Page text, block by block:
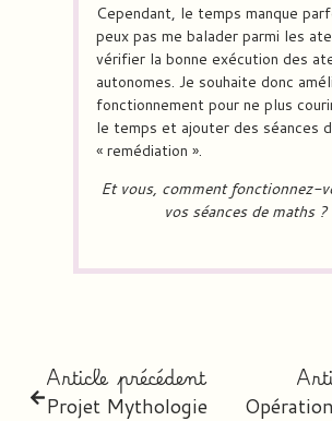
Cependant, le temps manque
peux pas me balader parmi les
vérifier la bonne exécution des
autonomes. Je souhaite donc
fonctionnement pour ne plus
le temps et ajouter des séances
« remédiation ».
Et vous, comment fonctionnez-
vos séances de maths ?
Article précédent
Projet Mythologie